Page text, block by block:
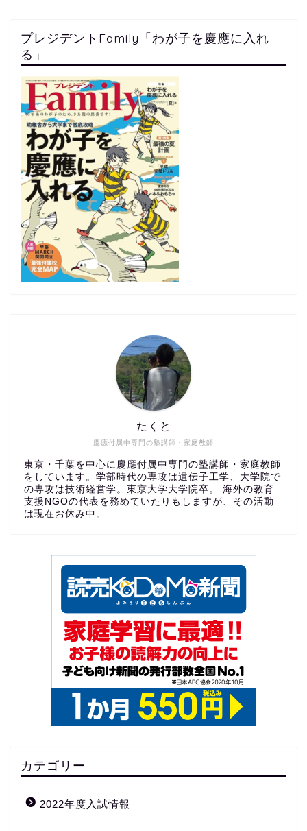
プレジデントFamily「わが子を慶應に入れ
る」
慶應付属中専門の塾講師・家庭教師
たくと
東京・千葉を中心に慶應付属中専門の塾講師・家庭教師
をしています。学部時代の専攻は遺伝子工学、大学院で
の専攻は技術経営学。東京大学大学院卒。 海外の教育
支援NGOの代表を務めていたりもしますが、その活動
は現在お休み中。
カテゴリー
2022年度入試情報